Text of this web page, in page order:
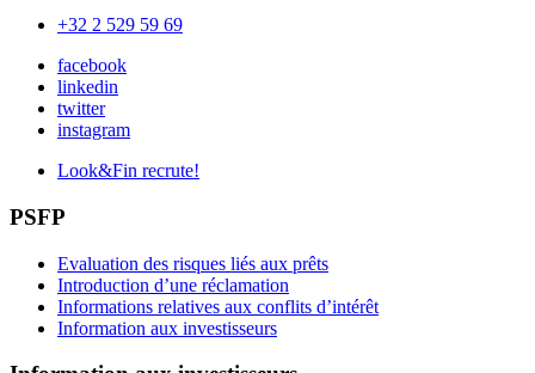
+32 2 529 59 69
facebook
linkedin
twitter
instagram
Look&Fin recrute!
PSFP
Evaluation des risques liés aux prêts
Introduction d’une réclamation
Informations relatives aux conflits d’intérêt
Information aux investisseurs